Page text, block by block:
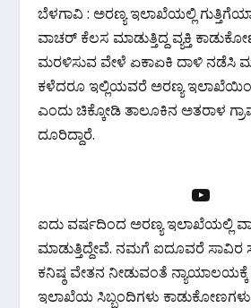
e
b
o
o
k
itt
er
at
s
A
p
e
gr
a
m
ar
e
ಬೆಳಗಾವಿ : ಅರಣ್ಯ ಇಲಾಖೆಯಲ್ಲಿ
ವಾಚರ್ ಕೆಲಸ ಮಾಡುತ್ತಿದ್ದ ವ್ಯಕ್ತಿ
ಮರಳಿಸುವ ವೇಳೆ ಏಕಾಏಕಿ ದಾಳಿ ನಡೆಸಿ
ಕಳೆದರೂ ಇಲ್ಲಿಯವರೆ ಅರಣ್ಯ
ಎಂದು ಚಿಕ್ಕೋಡಿ ತಾಲೂಕಿನ ಅತರಾಳ
ದೂರಿದ್ದಾರೆ.
https://youtu.be/zq4h-5fXph0
ಐದು ವರ್ಷದಿಂದ ಅರಣ್ಯ ಇಲಾಖೆಯಲ್ಲಿ
ಮಾಡುತ್ತಿದ್ದೇವೆ. ನಮಗೆ ಐದೂವರೆ ಸಾವಿರ
ಕನಿಷ್ಠ ವೇತನ ನೀಡುವಂತೆ
ಇಲಾಖೆಯ ಸಿಬ್ಬಂದಿಗಳು